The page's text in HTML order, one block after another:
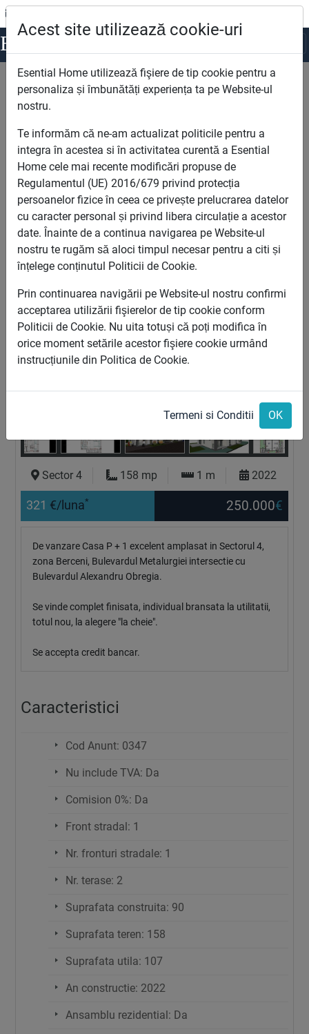
Esential Home
Esential Home
Case Si Vile Noi De Vanzare Bucuresti
Casa P + 1, Sectorul 4, Berceni, Bulevardul Metalurgiei - Bulevardul
Alexandru Obregia.
Casa P + 1, Sectorul 4,
Berceni, Bulevardul
Metalurgiei - Bulevardul
Alexandru Obregia.
Sector 4 158 mp 1 m 2022
321 €/luna* 250.000€
De vanzare Casa P + 1 excelent amplasat in Sectorul 4,
zona Berceni, Bulevardul Metalurgiei intersectie cu
Bulevardul Alexandru Obregia.
Se vinde complet finisata, individual bransata la utilitatii,
totul nou, la alegere "la cheie".
Se accepta credit bancar.
Caracteristici
Cod Anunt: 0347
Nu include TVA: Da
Comision 0%: Da
Front stradal: 1
Nr. fronturi stradale: 1
Nr. terase: 2
Suprafata construita: 90
Suprafata teren: 158
Suprafata utila: 107
An constructie: 2022
Ansamblu rezidential: Da
Acest site utilizează cookie-uri
Esential Home utilizează fişiere de tip cookie pentru a
personaliza și îmbunătăți experiența ta pe Website-ul
nostru.
Te informăm că ne-am actualizat politicile pentru a
integra în acestea si în activitatea curentă a Esential
Home cele mai recente modificări propuse de
Regulamentul (UE) 2016/679 privind protecția
persoanelor fizice în ceea ce privește prelucrarea datelor
cu caracter personal și privind libera circulație a acestor
date. Înainte de a continua navigarea pe Website-ul
nostru te rugăm să aloci timpul necesar pentru a citi și
înțelege conținutul Politicii de Cookie.
Prin continuarea navigării pe Website-ul nostru confirmi
acceptarea utilizării fişierelor de tip cookie conform
Politicii de Cookie. Nu uita totuși că poți modifica în
orice moment setările acestor fişiere cookie urmând
instrucțiunile din Politica de Cookie.
Termeni si Conditii OK